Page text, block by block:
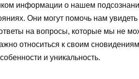
информации о нашем
Они могут помочь нам
на вопросы, которые мы не
относиться к своим
и уникальность.